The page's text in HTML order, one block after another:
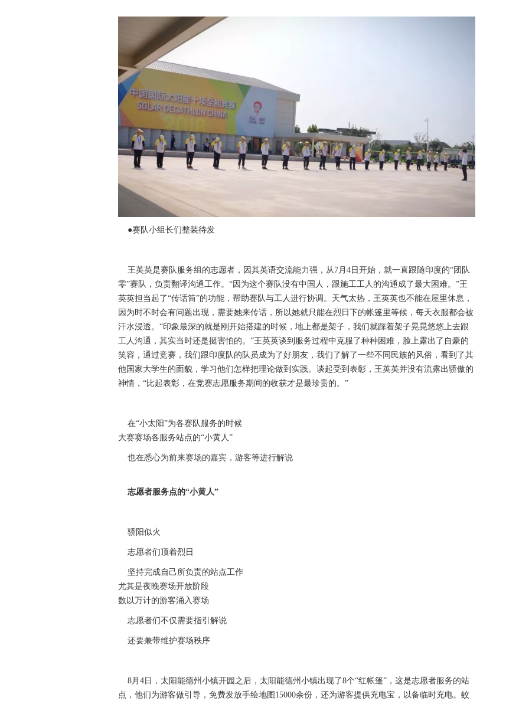
●赛队小组长们整装待发
王英英是赛队服务组的志愿者，因其英语交流能力强，从7月4日开始，就一直跟随印度的“团队
零”赛队，负责翻译沟通工作。“因为这个赛队没有中国人，跟施工工人的沟通成了最大困难。”王
英英担当起了“传话筒”的功能，帮助赛队与工人进行协调。天气太热，王英英也不能在屋里休息，
因为时不时会有问题出现，需要她来传话，所以她就只能在烈日下的帐篷里等候，每天衣服都会被
汗水浸透。“印象最深的就是刚开始搭建的时候，地上都是架子，我们就踩着架子晃晃悠悠上去跟
工人沟通，其实当时还是挺害怕的。”王英英谈到服务过程中克服了种种困难，脸上露出了自豪的
笑容，通过竞赛，我们跟印度队的队员成为了好朋友，我们了解了一些不同民族的风俗，看到了其
他国家大学生的面貌，学习他们怎样把理论做到实践。谈起受到表彰，王英英并没有流露出骄傲的
神情，“比起表彰，在竞赛志愿服务期间的收获才是最珍贵的。”
在“小太阳”为各赛队服务的时候
大赛赛场各服务站点的“小黄人”
也在悉心为前来赛场的嘉宾，游客等进行解说
志愿者服务点的“小黄人”
骄阳似火
志愿者们顶着烈日
坚持完成自己所负责的站点工作
尤其是夜晚赛场开放阶段
数以万计的游客涌入赛场
志愿者们不仅需要指引解说
还要兼带维护赛场秩序
8月4日，太阳能德州小镇开园之后，太阳能德州小镇出现了8个“红帐篷”，这是志愿者服务的站
点，他们为游客做引导，免费发放手绘地图15000余份，还为游客提供充电宝，以备临时充电。蚊